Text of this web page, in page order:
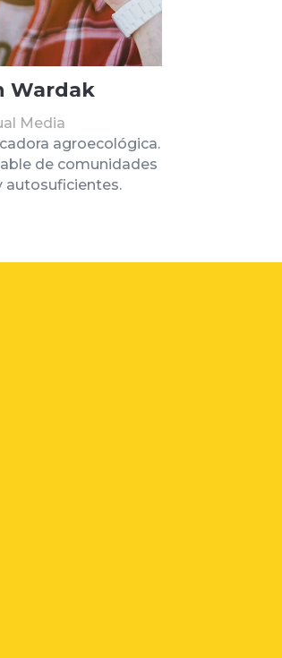
Wardak
Media
agroecológica.
de comunidades
autosuficientes.